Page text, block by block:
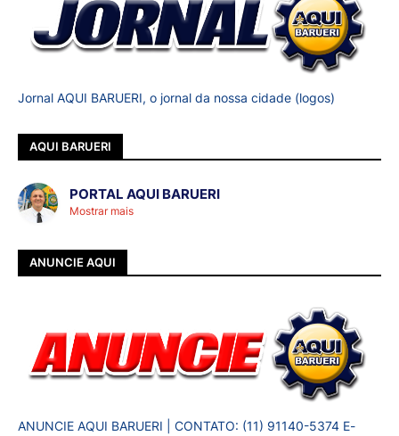
Jornal AQUI BARUERI, o jornal da nossa cidade (logos)
AQUI BARUERI
PORTAL AQUI BARUERI
Mostrar mais
ANUNCIE AQUI
ANUNCIE AQUI BARUERI | CONTATO: (11) 91140-5374 E-